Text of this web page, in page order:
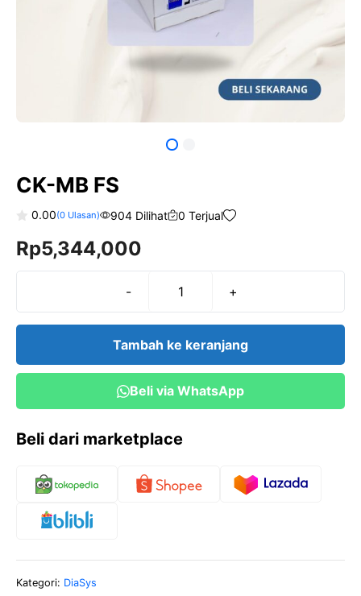
CK-MB FS
o
u
0.00(0Ulasan) 904 Dilihat 0 Terjual
Rp5,344,000
-
Kuantitas
MB
+
Tambah ke keranjang
Beli via WhatsApp
Beli dari marketplace
Kategori: DiaSys